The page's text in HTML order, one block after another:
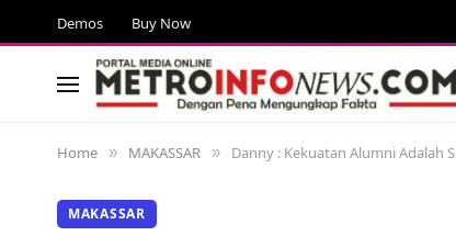
Demos Buy Now
Home » MAKASSAR » Danny : Kekuatan Alumni Adalah
MAKASSAR